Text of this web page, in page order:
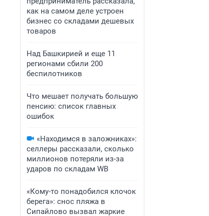
как на самом деле устроен
бизнес со складами дешевых
товаров
Над Башкирией и еще 11
регионами сбили 200
беспилотников
Что мешает получать большую
пенсию: список главных
ошибок
«Находимся в заложниках»:
селлеры рассказали, сколько
миллионов потеряли из-за
ударов по складам WB
«Кому-то понадобился клочок
берега»: снос пляжа в
Сипайлово вызвал жаркие